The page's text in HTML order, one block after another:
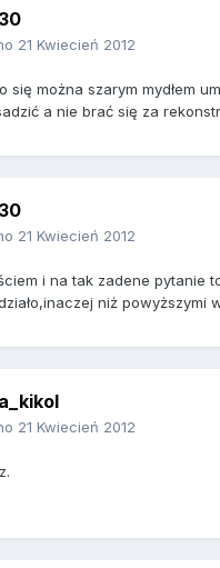
21 Kwiecień 2012
się można szarym mydłem
a nie brać się za
21 Kwiecień 2012
i na tak zadene pytanie
niż powyższymi
21 Kwiecień 2012